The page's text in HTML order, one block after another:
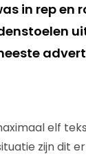
in rep en
elf
zijn dit